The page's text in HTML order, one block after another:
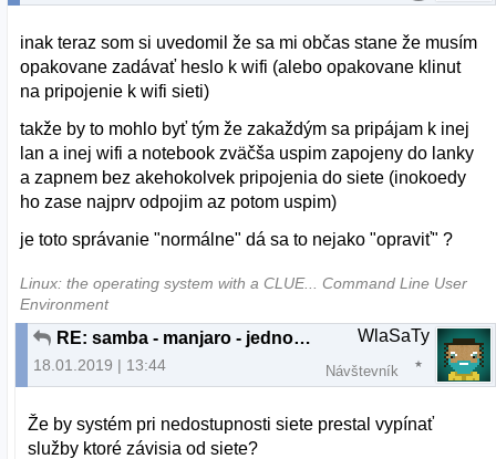
inak teraz som si uvedomil že sa mi občas stane že musím
opakovane zadávať heslo k wifi (alebo opakovane klinut
na pripojenie k wifi sieti)
takže by to mohlo byť tým že zakaždým sa pripájam k inej
lan a inej wifi a notebook zväčša uspim zapojeny do lanky
a zapnem bez akehokolvek pripojenia do siete (inokoedy
ho zase najprv odpojim az potom uspim)
je toto správanie "normálne" dá sa to nejako "opraviť" ?
Linux: the operating system with a CLUE... Command Line User
Environment
RE: samba - manjaro - jednoducho sa deaktivuje
18.01.2019 | 13:44
WlaSaTy
Návštevník
Že by systém pri nedostupnosti siete prestal vypínať
služby ktoré závisia od siete?